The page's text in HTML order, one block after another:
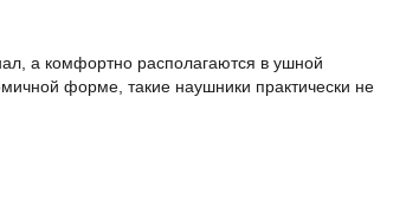
а комфортно располагаются в ушной
форме, такие наушники практически не